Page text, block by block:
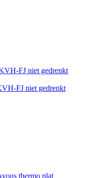
FJ niet gedrenkt
FJ niet gedrenkt
thermo plat